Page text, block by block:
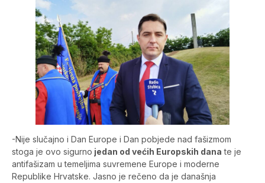
-Nije slučajno i Dan Europe i Dan pobjede nad fašizmom
stoga je ovo sigurno jedan od većih Europskih dana te je
antifašizam u temeljima suvremene Europe i moderne
Republike Hrvatske. Jasno je rečeno da je današnja